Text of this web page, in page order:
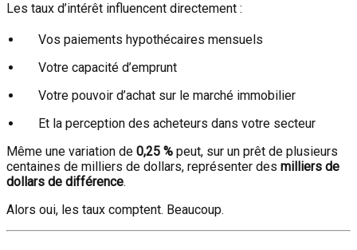
Les taux d’intérêt influencent directement :
Vos paiements hypothécaires mensuels
Votre capacité d’emprunt
Votre pouvoir d’achat sur le marché immobilier
Et la perception des acheteurs dans votre secteur
Même une variation de 0,25 % peut, sur un prêt de plusieurs
centaines de milliers de dollars, représenter des milliers de
dollars de différence.
Alors oui, les taux comptent. Beaucoup.